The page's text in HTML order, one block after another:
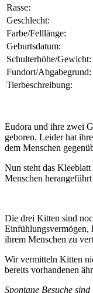
Rasse:
Geschlecht:
Farbe/Felllänge:
Geburtsdatum:
Schulterhöhe/Gewicht:
Fundort/Abgabegrund:
Tierbeschreibung:
Eudora und ihre zwei
geboren. Leider hat
dem Menschen
Nun steht das Kleeblatt
Menschen
Die drei Kitten sind
Einfühlungsvermögen,
ihrem Menschen zu
Wir vermitteln Kitten
bereits vorhandenen
Spontane Besuche